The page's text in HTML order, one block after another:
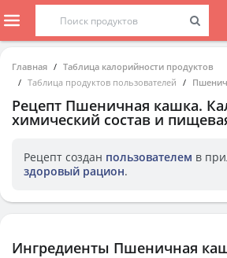
Главная
Таблица калорийности продуктов
Таблица продуктов пользователей
Рецепт Пшеничная кашка.
химический состав и
Рецепт создан пользователем в
здоровый рацион.
Ингредиенты Пшеничная